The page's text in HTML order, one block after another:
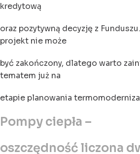
kredytową
oraz pozytywną decyzję z
projekt nie może
być zakończony, dlatego warto
tematem już na
etapie planowania
Pompy ciepła –
oszczędność liczona